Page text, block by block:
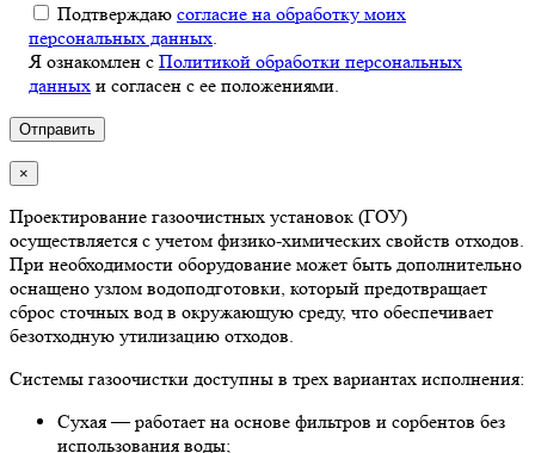
Подтверждаю согласие на обработку моих
персональных данных
Я ознакомлен с Политикой обработки персональных
данных и согласен с ее положениями.
×
Проектирование газоочистных установок (ГОУ)
осуществляется с учетом физико-химических свойств отходов.
При необходимости оборудование может быть дополнительно
оснащено узлом водоподготовки, который предотвращает
сброс сточных вод в окружающую среду, что обеспечивает
безотходную утилизацию отходов.
Системы газоочистки доступны в трех вариантах исполнения:
Сухая — работает на основе фильтров и сорбентов без
использования воды;